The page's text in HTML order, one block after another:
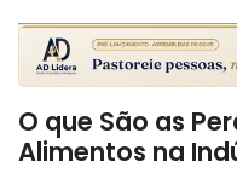
O que São as
Alimentos na